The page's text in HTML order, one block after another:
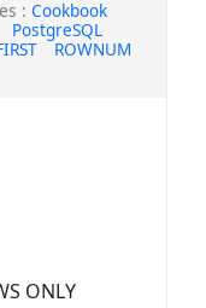
: Cookbook
PostgreSQL
ROWNUM
ONLY